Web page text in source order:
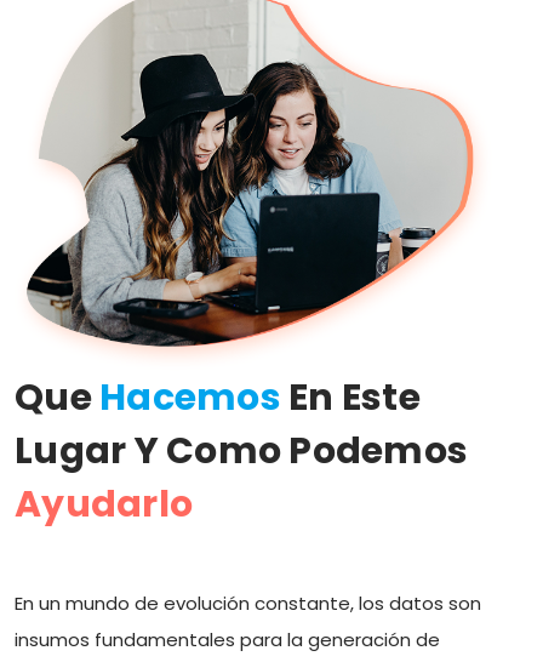
QueHacemos En Este
Lugar Y Como Podemos
Ayudarlo
En un mundo de evolución constante, los datos son
insumos fundamentales para la generación de